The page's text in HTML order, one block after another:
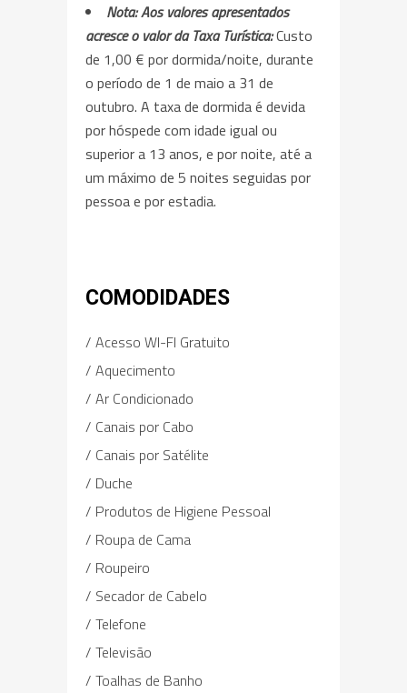
Nota: Aos valores apresentados
acresce o valor da Taxa Turística:Custo
de 1,00 € por dormida/noite, durante
o período de 1 de maio a 31 de
outubro. A taxa de dormida é devida
por hóspede com idade igual ou
superior a 13 anos, e por noite, até a
um máximo de 5 noites seguidas por
pessoa e por estadia.
COMODIDADES
Acesso WI-FI Gratuito
Aquecimento
Ar Condicionado
Canais por Cabo
Canais por Satélite
Duche
Produtos de Higiene Pessoal
Roupa de Cama
Roupeiro
Secador de Cabelo
Telefone
Televisão
Toalhas de Banho